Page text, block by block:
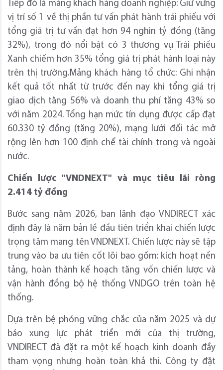
Tiếp đó là mảng khách hàng doanh nghiệp: Giữ vững
vị trí số 1 về thị phần tư vấn phát hành trái phiếu với
tổng giá trị tư vấn đạt hơn 94 nghìn tỷ đồng (tăng
32%), trong đó nổi bật có 3 thương vụ Trái phiếu
Xanh chiếm hơn 35% tổng giá trị phát hành loại này
trên thị trường.Mảng khách hàng tổ chức: Ghi nhận
kết quả tốt nhất từ trước đến nay khi tổng giá trị
giao dịch tăng 56% và doanh thu phí tăng 43% so
với năm 2024. Tổng hạn mức tín dụng được cấp đạt
60.330 tỷ đồng (tăng 20%), mạng lưới đối tác mở
rộng lên hơn 100 định chế tài chính trong và ngoài
nước.
Chiến lược "VNDNEXT" và mục tiêu lãi ròng
2.414 tỷ đồng
Bước sang năm 2026, ban lãnh đạo VNDIRECT xác
định đây là năm bản lề đầu tiên triển khai chiến lược
trọng tâm mang tên VNDNEXT. Chiến lược này sẽ tập
trung vào ba ưu tiên cốt lõi bao gồm: kích hoạt nền
tảng, hoàn thành kế hoạch tăng vốn chiến lược và
vận hành đồng bộ hệ thống VNDGO trên toàn hệ
thống.
Dựa trên bệ phóng vững chắc của năm 2025 và dự
báo xung lực phát triển mới của thị trường,
VNDIRECT đã đặt ra một kế hoạch kinh doanh đầy
tham vọng nhưng hoàn toàn khả thi. Công ty đặt